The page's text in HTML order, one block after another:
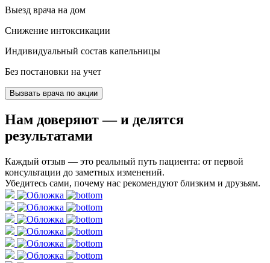
Выезд врача на дом
Снижение интоксикации
Индивидуальный состав капельницы
Без постановки на учет
Вызвать врача по акции
Нам доверяют— и делятся
результатами
Каждый отзыв — это реальный путь пациента: от первой
консультации до заметных изменений.
Убедитесь сами, почему нас рекомендуют близким и друзьям.